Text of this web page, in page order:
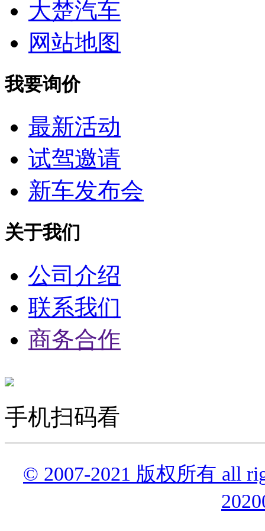
大楚汽车
网站地图
我要询价
最新活动
试驾邀请
新车发布会
关于我们
公司介绍
联系我们
商务合作
手机扫码看
© 2007-2021 版权所有 all